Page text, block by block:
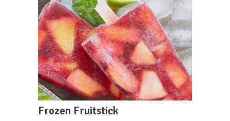
Frozen Fruitstick